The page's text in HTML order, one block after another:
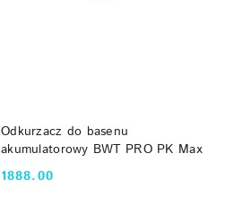
Odkurzacz do basenu
akumulatorowy BWT PRO PK Max
Cena:
1888.00
DO KOSZYKA